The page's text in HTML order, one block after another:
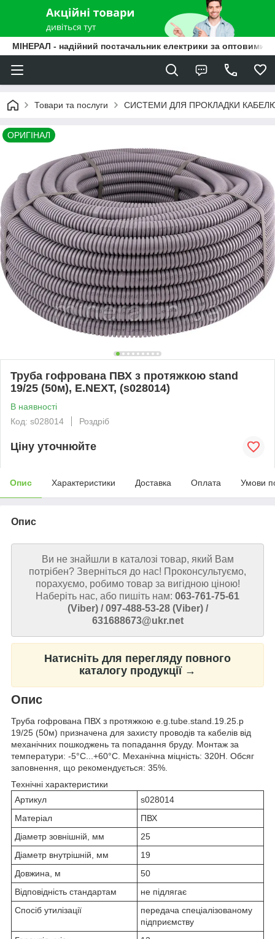
МІНЕРАЛ - надійний постачальник електрики за оптовими
Товари та послуги СИСТЕМИ ДЛЯ ПРОКЛАДКИ
ОРИГІНАЛ
Труба гофрована ПВХ з протяжкою stand
19/25 (50м), E.NEXT, (s028014)
В наявності
Код: s028014
Роздріб
Ціну уточнюйте
Опис Характеристики Доставка Оплата Умови
Опис
Ви не знайшли в каталозі товар, який Вам
потрібен? Зверніться до нас! Проконсультуємо,
порахуємо, робимо товар за вигідною ціною!
Наберіть нас, або пишіть нам: 063-761-75-61
(Viber) / 097-488-53-28 (Viber) /
631688673@ukr.net
Натисніть для перегляду повного
каталогу продукції →
Опис
Труба гофрована ПВХ з протяжкою e.g.tube.stand.19.25.p
19/25 (50м) призначена для захисту проводів та кабелів від
механічних пошкоджень та попадання бруду. Монтаж за
температури: -5°С...+60°С. Механічна міцність: 320Н. Обсяг
заповнення, що рекомендується: 35%.
Технічні характеристики
Артикул
s028014
Матеріал
ПВХ
Діаметр зовнішній, мм
25
Діаметр внутрішній, мм
19
Довжина, м
50
Відповідність стандартам
не підлягає
Спосіб утилізації
передача спеціалізованому
підприємству